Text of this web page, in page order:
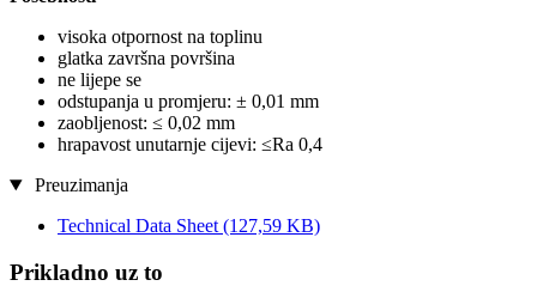
visoka otpornost na toplinu
glatka završna površina
ne lijepe se
odstupanja u promjeru: ± 0,01 mm
zaobljenost: ≤ 0,02 mm
hrapavost unutarnje cijevi: ≤Ra 0,4
Preuzimanja
Technical Data Sheet (127,59 KB)
Prikladno uz to